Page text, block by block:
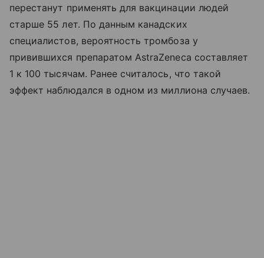
перестанут применять для вакцинации людей
старше 55 лет. По данным канадских
специалистов, вероятность тромбоза у
привившихся препаратом AstraZeneca составляет
1 к 100 тысячам. Ранее считалось, что такой
эффект наблюдался в одном из миллиона случаев.